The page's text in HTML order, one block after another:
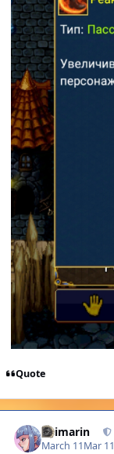
Quote
Shimarin
March 11Mar 11